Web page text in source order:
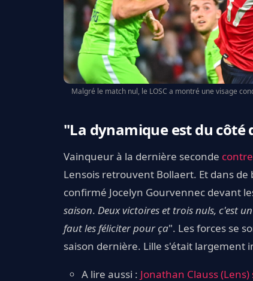
Malgré le match nul, le LOSC a montré une visage
"La dynamique est du côté
Vainqueurà la dernière seconde
Lensois retrouvent Bollaert. Et dans de
confirmé Jocelyn Gourvennec devant
saison. Deux victoires et trois nuls, c'est
faut les féliciter pour ça". Les forces se
saison dernière. Lille s'était largement
A lire aussi : Jonathan Clauss